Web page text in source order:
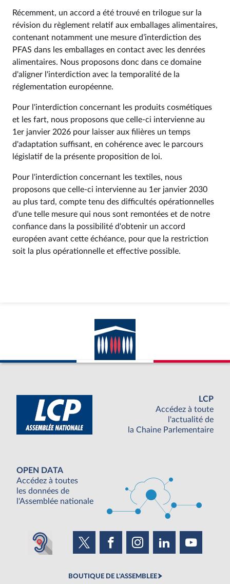
Récemment, un accord a été trouvé en trilogue sur la
révision du règlement relatif aux emballages alimentaires,
contenant notamment une mesure d’interdiction des
PFAS dans les emballages en contact avec les denrées
alimentaires. Nous proposons donc dans ce domaine
d'aligner l'interdiction avec la temporalité de la
réglementation européenne.
Pour l'interdiction concernant les produits cosmétiques
et les fart, nous proposons que celle-ci intervienne au
1er janvier 2026 pour laisser aux filières un temps
d'adaptation suffisant, en cohérence avec le parcours
législatif de la présente proposition de loi.
Pour l'interdiction concernant les textiles, nous
proposons que celle-ci intervienne au 1er janvier 2030
au plus tard, compte tenu des difficultés opérationnelles
d'une telle mesure qui nous sont remontées et de notre
confiance dans la possibilité d'obtenir un accord
européen avant cette échéance, pour que la restriction
soit la plus opérationnelle et effective possible.
LCP
Accédez à toute
l'actualité de
la Chaine Parlementaire
OPEN DATA
Accédez à toutes
les données de
l'Assemblée nationale
BOUTIQUE DE L'ASSEMBLEE